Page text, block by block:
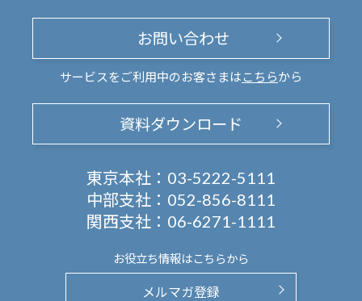
お問い合わせ
サービスをご利用中のお客さまは こちらから
資料ダウンロード
東京本社： 03-5222-5111
中部支社： 052-856-8111
関西支社： 06-6271-1111
お役立ち情報はこちらから
メルマガ登録